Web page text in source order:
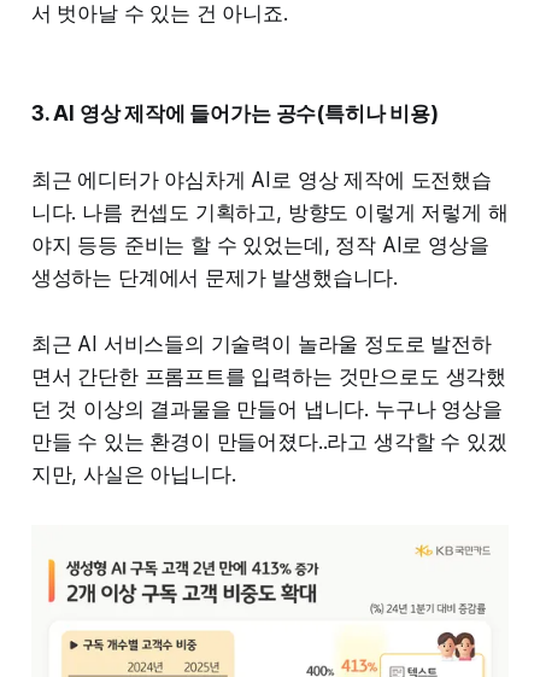
서 벗아날 수 있는 건 아니죠.
3. AI 영상 제작에 들어가는 공수(특히나 비용)
최근 에디터가 야심차게 AI로 영상 제작에 도전했습
니다. 나름 컨셉도 기획하고, 방향도 이렇게 저렇게 해
야지 등등 준비는 할 수 있었는데, 정작 AI로 영상을
생성하는 단계에서 문제가 발생했습니다.
최근 AI 서비스들의 기술력이 놀라울 정도로 발전하
면서 간단한 프롬프트를 입력하는 것만으로도 생각했
던 것 이상의 결과물을 만들어 냅니다. 누구나 영상을
만들 수 있는 환경이 만들어졌다..라고 생각할 수 있겠
지만, 사실은 아닙니다.